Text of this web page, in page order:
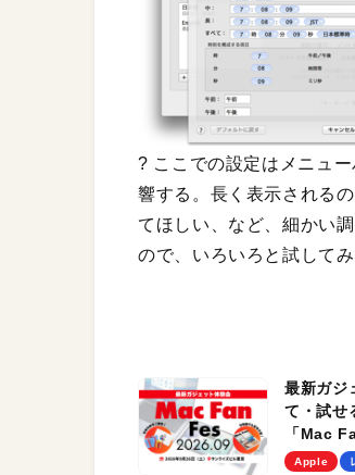
? ここでの設定はメニュ
響する。長く表示される
てほしい、など、細かい
ので、いろいろと試して
最新ガジ
て・試せ
「Mac
を、9月
Apple